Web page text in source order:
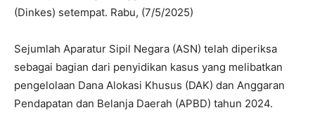
(Dinkes) setempat. Rabu, (7/5/2025)
Sejumlah Aparatur Sipil Negara (ASN) telah diperiksa
sebagai bagian dari penyidikan kasus yang melibatkan
pengelolaan Dana Alokasi Khusus (DAK) dan Anggaran
Pendapatan dan Belanja Daerah (APBD) tahun 2024.